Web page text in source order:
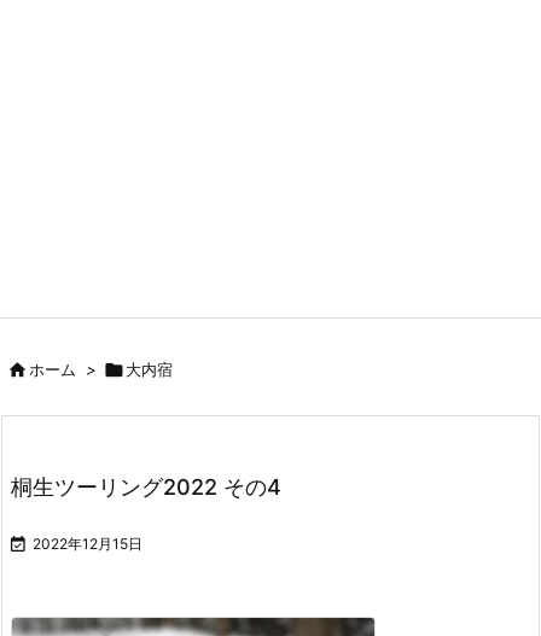
ホーム > 大内宿
桐生ツーリング2022 その4
 2022年12月15日